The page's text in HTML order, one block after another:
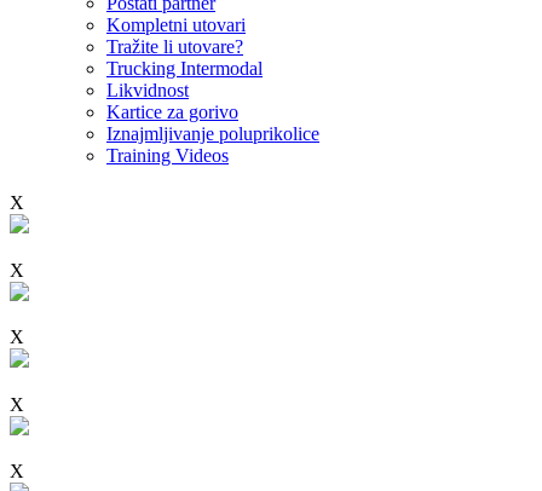
Kompletni utovari
Tražite li utovare?
Trucking Intermodal
Likvidnost
Kartice za gorivo
Iznajmljivanje poluprikolice
Training Videos
X
X
X
X
X